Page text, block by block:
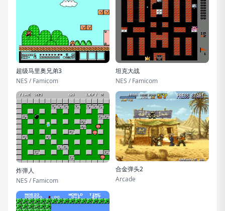
超级马里奥兄弟3
NES / Famicom
坦克大战
NES / Famicom
炸弹人
NES / Famicom
合金弹头2
Arcade